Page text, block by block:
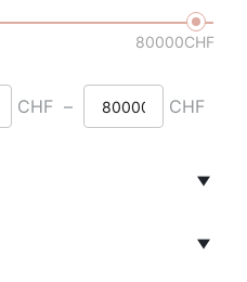
80000CHF
CHF – CHF